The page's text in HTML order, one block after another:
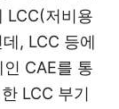
LCC(저비용
, LCC 등에
CAE를 통
LCC 부기